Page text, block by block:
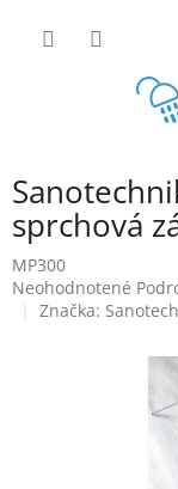
sprchová
MP300
Priemerné
hodnotenie
Neohodnotené
Značka: